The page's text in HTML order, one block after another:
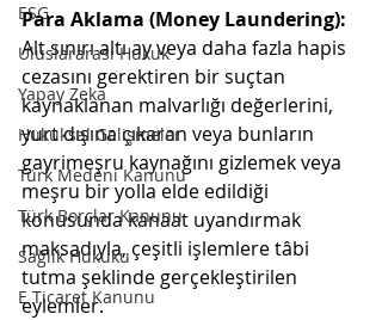
ESG
Uluslararası Hukuk
Yapay Zeka
Hukuksal Gelişmeler
Türk Medeni Kanunu
Türk Borçlar Kanunu
Sağlık Hukuku
E Ticaret Kanunu
Para Aklama (Money Laundering):
Alt sınırı altı ay veya daha fazla hapis
cezasını gerektiren bir suçtan
kaynaklanan malvarlığı değerlerini,
yurt dışına çıkaran veya bunların
gayrimeşru kaynağını gizlemek veya
meşru bir yolla elde edildiği
konusunda kanaat uyandırmak
maksadıyla, çeşitli işlemlere tâbi
tutma şeklinde gerçekleştirilen
eylemler.